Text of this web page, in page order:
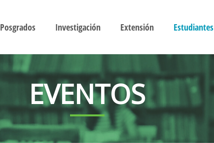
Posgrados Investigación Extensión Estudiantes
EVENTOS